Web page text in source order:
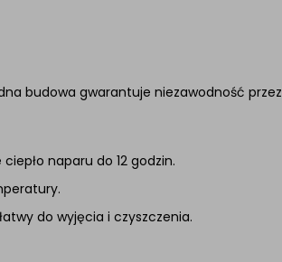
budowa gwarantuje niezawodność przez
naparu do 12 godzin.
do wyjęcia i czyszczenia.